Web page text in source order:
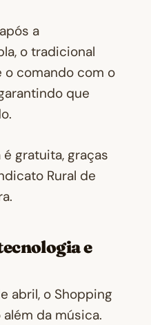
a
o tradicional
o comando com o
que
gratuita, graças
Rural de
e
abril, o Shopping
da música.